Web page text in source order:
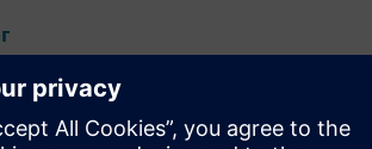
Tecnomatix